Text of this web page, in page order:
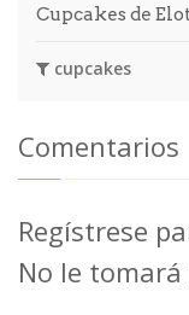
Cupcakes de
cupcakes
Comentarios
Regístrese
No le